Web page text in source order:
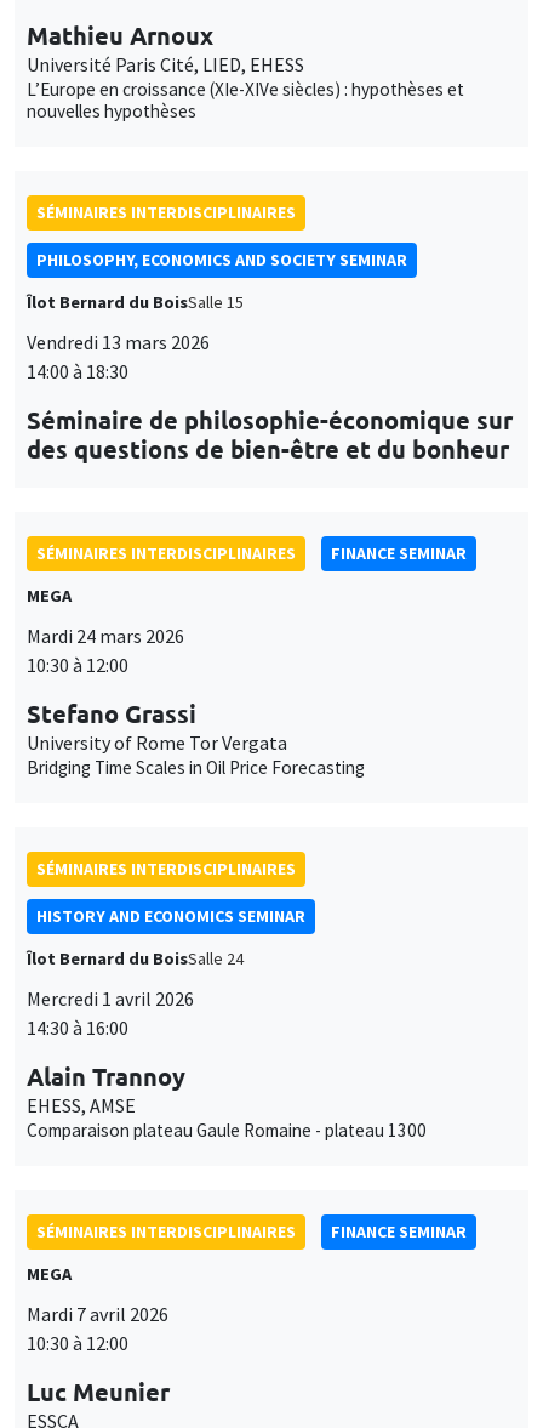
Mathieu Arnoux
Université Paris Cité, LIED, EHESS
L’Europe en croissance (XIe-XIVe siècles) : hypothèses et
nouvelles hypothèses
SÉMINAIRES INTERDISCIPLINAIRES
PHILOSOPHY, ECONOMICS AND SOCIETY SEMINAR
Îlot Bernard du BoisSalle 15
Vendredi 13 mars 2026
14:00 à 18:30
Séminaire de philosophie-économique sur
des questions de bien-être et du bonheur
SÉMINAIRES INTERDISCIPLINAIRES
FINANCE SEMINAR
MEGA
Mardi 24 mars 2026
10:30 à 12:00
Stefano Grassi
University of Rome Tor Vergata
Bridging Time Scales in Oil Price Forecasting
SÉMINAIRES INTERDISCIPLINAIRES
HISTORY AND ECONOMICS SEMINAR
Îlot Bernard du BoisSalle 24
Mercredi 1 avril 2026
14:30 à 16:00
Alain Trannoy
EHESS, AMSE
Comparaison plateau Gaule Romaine - plateau 1300
SÉMINAIRES INTERDISCIPLINAIRES
FINANCE SEMINAR
MEGA
Mardi 7 avril 2026
10:30 à 12:00
Luc Meunier
ESSCA